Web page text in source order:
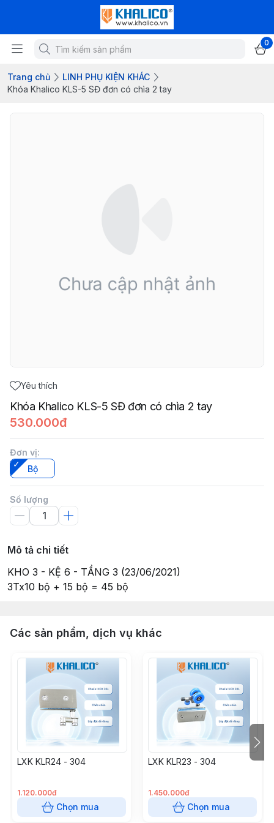
0
Trang chủ
LINH PHỤ KIỆN KHÁC
Khóa Khalico KLS-5 SĐ đơn có chìa 2 tay
Yêu thích
Khóa Khalico KLS-5 SĐ đơn có chìa 2 tay
530.000đ
Đơn vị:
Bộ
Số lượng
Mô tả chi tiết
KHO 3 - KỆ 6 - TẦNG 3 (23/06/2021)
3Tx10 bộ + 15 bộ = 45 bộ
Các sản phẩm, dịch vụ khác
LXK KLR24 - 304
1.120.000đ
Chọn mua
LXK KLR23 - 304
1.450.000đ
Chọn mua